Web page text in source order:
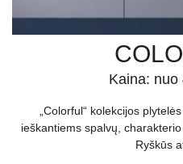
Kaina: nuo
„Colorful“ kolekcijos
ieškantiems spalvų,
Ryškūs